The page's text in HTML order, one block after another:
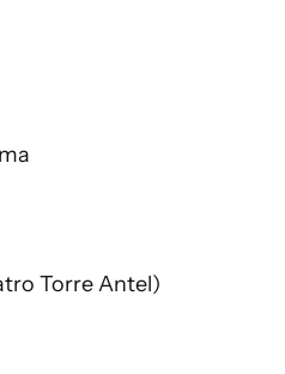
Torre Antel)